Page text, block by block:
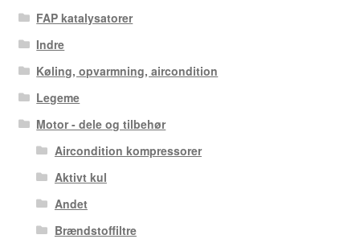
FAP katalysatorer
Indre
Køling, opvarmning, aircondition
Legeme
Motor - dele og tilbehør
Aircondition kompressorer
Aktivt kul
Andet
Brændstoffiltre